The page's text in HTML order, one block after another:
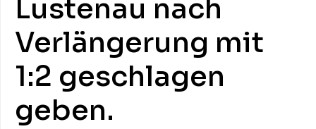
Lustenau nach
Verlängerung mit
1:2 geschlagen
geben.